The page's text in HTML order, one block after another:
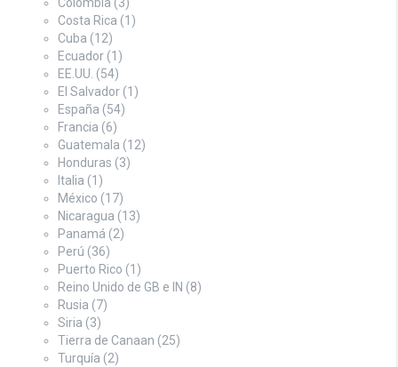
Costa Rica (1)
Cuba (12)
Ecuador (1)
EE.UU. (54)
El Salvador (1)
España (54)
Francia (6)
Guatemala (12)
Honduras (3)
Italia (1)
México (17)
Nicaragua (13)
Panamá (2)
Perú (36)
Puerto Rico (1)
Reino Unido de GB e IN (8)
Rusia (7)
Siria (3)
Tierra de Canaan (25)
Turquía (2)